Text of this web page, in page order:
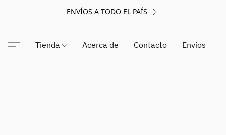
ENVÍOS A TODO EL PAÍS
Tienda Acerca de Contacto Envíos